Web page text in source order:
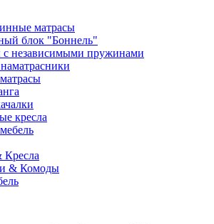
матрасы
блок "Боннель"
с независимыми пружинами
кресла
Кресла
& Комоды